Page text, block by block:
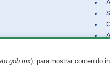
), para mostrar contenido
legal© 2025 Gobierno del Estado de